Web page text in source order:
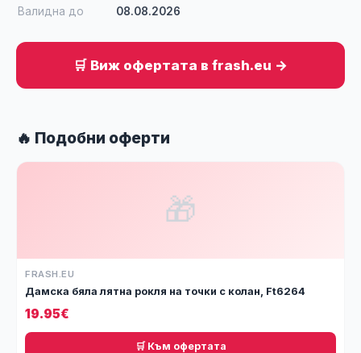
Валидна до 08.08.2026
🛒 Виж офертата в frash.eu →
🔥 Подобни оферти
🎁
FRASH.EU
Дамска бяла лятна рокля на точки с колан, Ft6264
19.95€
🛒 Към офертата